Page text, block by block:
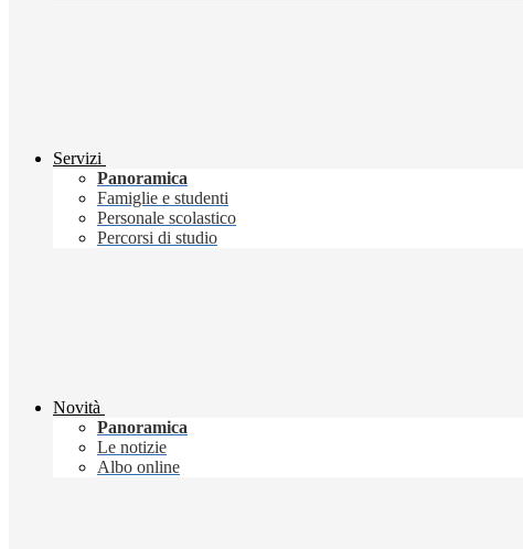
Servizi
Panoramica
Famiglie e studenti
Personale scolastico
Percorsi di studio
Novità
Panoramica
Le notizie
Albo online